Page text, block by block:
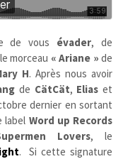
de vous évader, de
morceau « Ariane » de
H. Après nous avoir
de CätCät, Elias et
dernier en sortant
label Word up Records
Lovers,
le
.
Si cette signature